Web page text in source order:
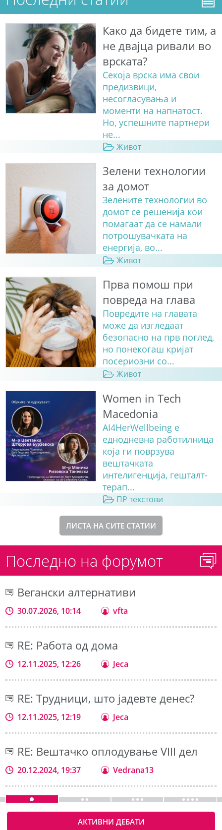
Како да бидете тим, а
не двајца ривали во
врската?
Секоја врска има свои
предизвици,
несогласувања и
моменти на напнатост.
Но, успешните партнери
не...
Живот
Зелени технологии
за домот
Зелените технологии во
домот се решенија кои
помагаат да се намали
потрошувачката на
енергија, во...
Живот
Прва помош при
повреда на глава
Повредите на главата
може да изгледаат
безопасно на прв поглед,
но понекогаш кријат
посериозни со...
Живот
Women in Tech
Macedonia
AI4HerWellbeing е
еднодневна работилница
која ги поврзува
вештачката
интелигенција, гешталт-
терап...
ПР текстови
ЛИСТА НА СИТЕ СТАТИИ
Последно на форумот
Вегански алтернативи
30.07.2026, 10:14 vfta
RE: Работа од дома
12.11.2025, 12:26 Jeca
RE: Трудници, што јадевте денес?
12.11.2025, 12:19 Jeca
RE: Вештачко оплодување VIII дел
20.12.2024, 19:37 Vedrana13
АКТИВНИ ДЕБАТИ